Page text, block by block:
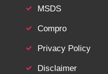
MSDS
Compro
Privacy Policy
Disclaimer